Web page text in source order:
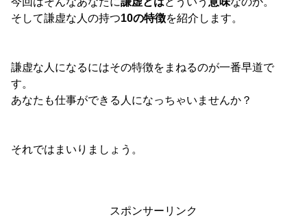
そして謙虚な人の持つ10の特徴を紹介します。
謙虚な人になるにはその特徴をまねるのが一番早道で
す。
あなたも仕事ができる人になっちゃいませんか？
それではまいりましょう。
スポンサーリンク